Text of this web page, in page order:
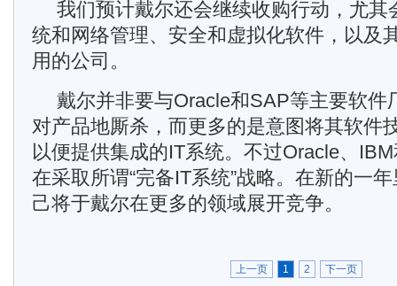
我们预计戴尔还会继续收购行动，尤其
统和网络管理、安全和虚拟化软件，以及
用的公司。
戴尔并非要与Oracle和SAP等主要软件
对产品地厮杀，而更多的是意图将其软件
以便提供集成的IT系统。不过Oracle、
在采取所谓“完备IT系统”战略。在新的一
己将于戴尔在更多的领域展开竞争。
上一页 1 2 下一页